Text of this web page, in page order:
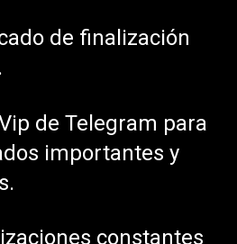
de finalización
de Telegram para
importantes y
constantes